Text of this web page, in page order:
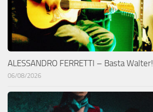
ALESSANDRO FERRETTI – Basta Walter!
06/08/2026